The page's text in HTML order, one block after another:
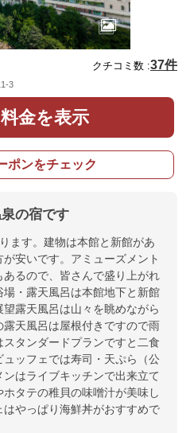
クチコミ数 :37件
3
料金を表示
ポンをチェック
の宿です
ます。建物は本館と新館があ
安いです。アミューズメント
るので、皆さんで盛り上がれ
・露天風呂は本館地下と新館
露天風呂は山々を眺めながら
天風呂は屋根付きですので雨
タンダードプランですと二食
ッフェでは寿司・天ぷら（公
はライブキッチンで出来立て
タテの稚貝の味噌汁が美味し
やっぱり海鮮丼がおすすめで